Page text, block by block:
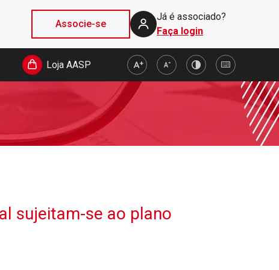
Associe-se
Já é associado?
Faça login
Loja AASP
sujeitam-se ao plano